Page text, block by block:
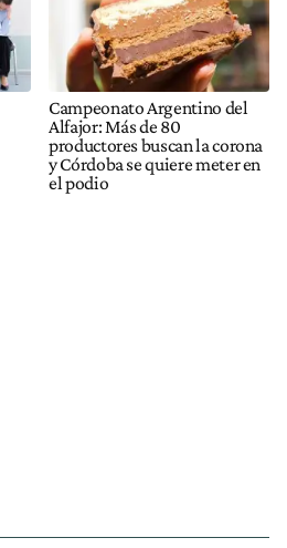
Campeonato Argentino del
Alfajor: Más de 80
productores buscan la corona
y Córdoba se quiere meter en
el podio